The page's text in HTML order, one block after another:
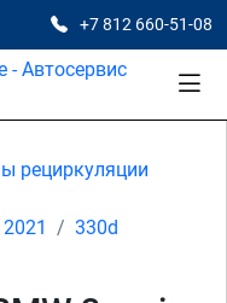
+7 812 660-51-08
рециркуляции
330d